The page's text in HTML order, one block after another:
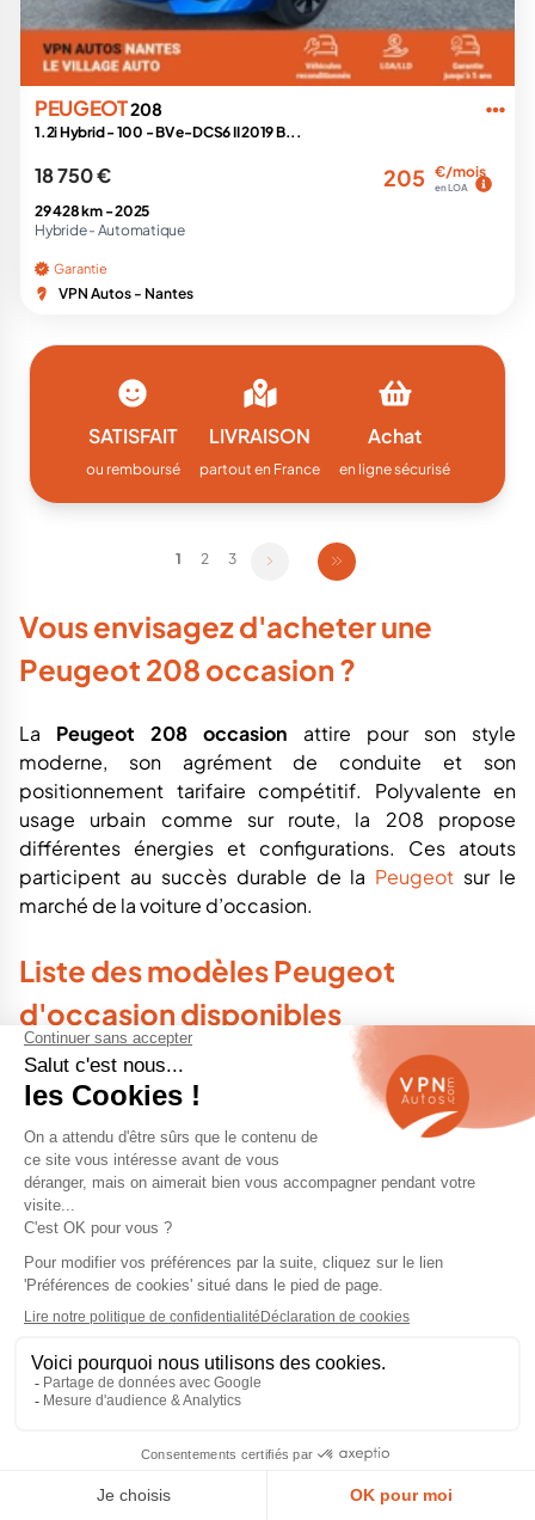
PEUGEOT208
1.2i Hybrid - 100 - BV e-DCS6 II 2019 B...
18 750 € 205 €/mois
en LOA
29 428 km -2025
Hybride - Automatique
Garantie
VPN Autos - Nantes
SATISFAIT
ou remboursé
LIVRAISON
partout en France
Achat
en ligne sécurisé
1 2 3
Vous envisagez d'acheter une
Peugeot 208 occasion ?
La Peugeot 208 occasion attire pour son style
moderne, son agrément de conduite et son
positionnement tarifaire compétitif. Polyvalente en
usage urbain comme sur route, la 208 propose
différentes énergies et configurations. Ces atouts
participent au succès durable de la Peugeot sur le
marché de la voiture d’occasion.
Liste des modèles Peugeot
d'occasion disponibles
Peugeot 308 occasion
Peugeot 308 SW occasion
Peugeot 408 occasion
Peugeot 508 occasion
Peugeot 2008 occasion
Peugeot 3008 occasion
Et aussi : Boxer, Expert, Partner, Rifter.
Pourquoi acheter une Peugeot 208
d'occasion ?
citadine récente à prix raisonnable. La citadine